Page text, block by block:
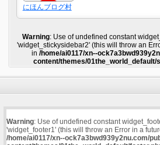
にほんブログ村
Warning: Use of undefined constant
'widget_stickysidebar2' (this will throw an
in/home/ai0117/xn--
content/themes/01the_world_default/
Warning: Use of undefined constant
'widget_footer1' (this will throw an Error in a
/home/ai0117/xn--ock7a3bwd939y2nu.com/